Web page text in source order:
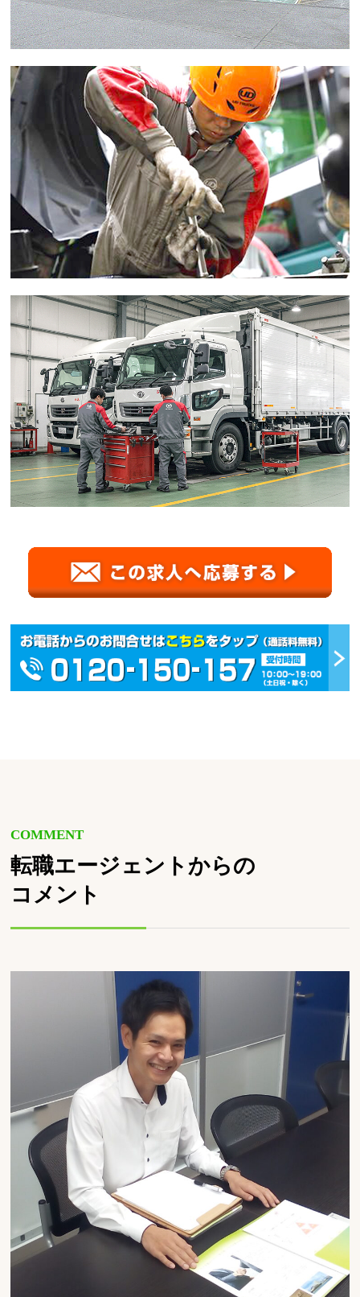
COMMENT
転職エージェントからの
コメント